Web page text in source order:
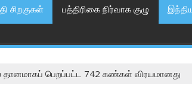
சிறகுகள் பத்திரிகை நிர்வாக குழு
தானமாகப் பெறப்பட்ட 742 கண்கள் விரயமானது